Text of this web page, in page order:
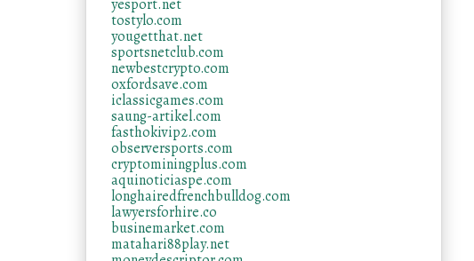
yesport.net
tostylo.com
yougetthat.net
sportsnetclub.com
newbestcrypto.com
oxfordsave.com
iclassicgames.com
saung-artikel.com
fasthokivip2.com
observersports.com
cryptominingplus.com
aquinoticiaspe.com
longhairedfrenchbulldog.com
lawyersforhire.co
businemarket.com
matahari88play.net